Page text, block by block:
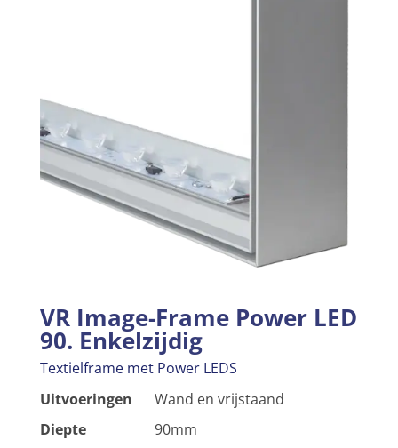
VR Image-Frame Power LED
90. Enkelzijdig
Textielframe met Power LEDS
Uitvoeringen
Wand en vrijstaand
Diepte
90mm